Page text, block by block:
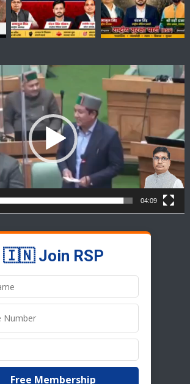
04:09
🇮🇳 Join RSP
Free Membership